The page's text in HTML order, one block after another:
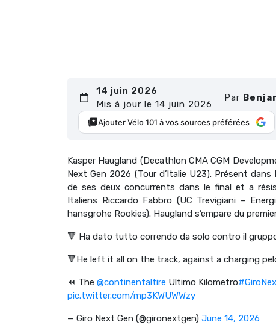
14 juin 2026
Mis à jour le 14 juin 2026
Par
Ajouter Vélo 101 à vos sources préférées
Kasper Haugland (Decathlon CMA CGM
Next Gen 2026 (Tour d’Italie U23). Présent
de ses deux concurrents dans le final et a
Italiens Riccardo Fabbro (UC Trevigiani –
hansgrohe Rookies). Haugland s’empare du
🔻 Ha dato tutto correndo da solo contro il
🔻He left it all on the track, against a charging
⏪ The @continentaltire Ultimo Kilometro
pic.twitter.com/mp3KWUWWzy
— Giro Next Gen (@gironextgen) June 14, 2026